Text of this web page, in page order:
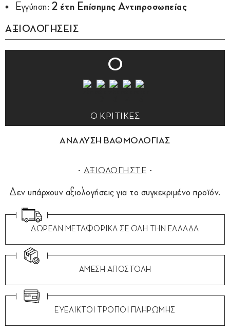
Εγγύηση: 2 έτη Επίσημης Αντιπροσωπείας
ΑΞΙΟΛΟΓΗΣΕΙΣ
0
0 ΚΡΙΤΙΚΕΣ
ΑΝΑΛΥΣΗ ΒΑΘΜΟΛΟΓΙΑΣ
ΑΞΙΟΛΟΓΗΣΤΕ
Δεν υπάρχουν αξιολογήσεις για το συγκεκριμένο προϊόν.
ΔΩΡΕΑΝ ΜΕΤΑΦΟΡΙΚΑ ΣΕ ΟΛΗ ΤΗΝ ΕΛΛΑΔΑ
ΑΜΕΣΗ ΑΠΟΣΤΟΛΗ
ΕΥΕΛΙΚΤΟΙ ΤΡΟΠΟΙ ΠΛΗΡΩΜΗΣ